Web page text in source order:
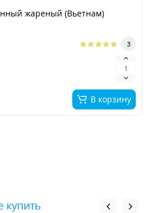
жареный (Вьетнам)
3
В корзину
купить